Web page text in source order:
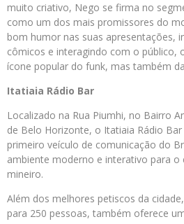
muito criativo, Nego se firma no
como um dos mais promissores do
bom humor nas suas apresentações,
cômicos e interagindo com o público,
ícone popular do funk, mas também
Itatiaia Rádio Bar
Localizado na Rua Piumhi, no Bairro
de Belo Horizonte, o Itatiaia Rádio
primeiro veículo de comunicação do
ambiente moderno e interativo para o
mineiro.
Além dos melhores petiscos da
para 250 pessoas, também oferece